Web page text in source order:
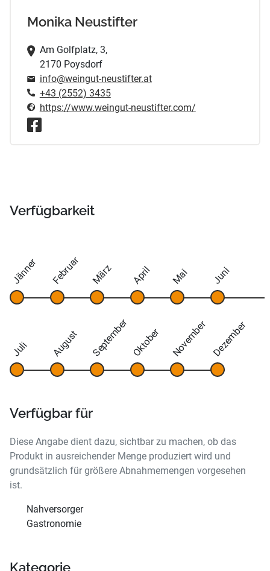
Monika Neustifter
Am Golfplatz, 3,
2170 Poysdorf
info@weingut-neustifter.at
+43 (2552) 3435
https://www.weingut-neustifter.com/
Verfügbarkeit
Jänner Februar März April Mai Juni
Juli August September Oktober November Dezember
Verfügbar für
Diese Angabe dient dazu, sichtbar zu machen, ob das
Produkt in ausreichender Menge produziert wird und
grundsätzlich für größere Abnahmemengen vorgesehen
ist.
Nahversorger
Gastronomie
Kategorie